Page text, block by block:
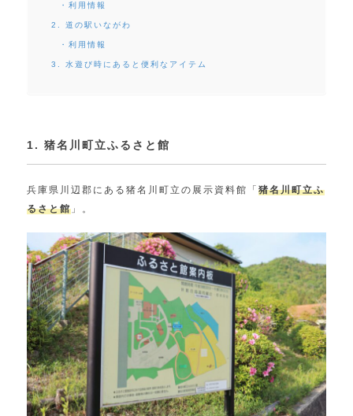
・利用情報
2. 道の駅いながわ
・利用情報
3. 水遊び時にあると便利なアイテム
1. 猪名川町立ふるさと館
兵庫県川辺郡にある猪名川町立の展示資料館「 猪名川町立ふ
るさと館」。